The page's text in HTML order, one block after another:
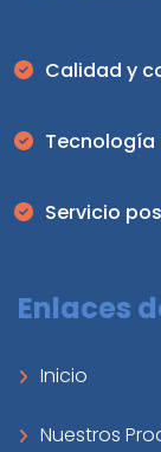
Calidad y
Tecnología
Servicio
Enlaces
Inicio
Nuestros